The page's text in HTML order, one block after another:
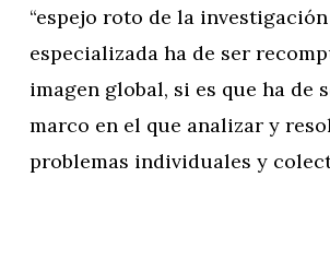
“espejo roto de la investigación
especializada ha de ser
imagen global, si es que ha de
marco en el que analizar y
problemas individuales y